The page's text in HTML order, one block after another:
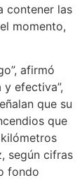
contener las
momento,
afirmó
efectiva”,
que su
que
según cifras
fondo